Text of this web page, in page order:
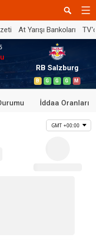
At Yarışı Bankoları
RB Salzburg
B G G G M
İddaa Oranları
GMT +00:00